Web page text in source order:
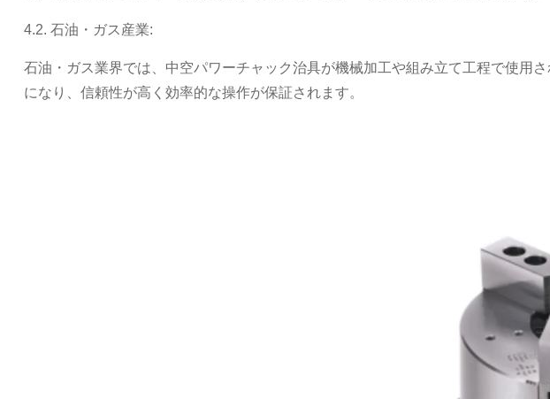
4.2. 石油・ガス産業:
石油・ガス業界では、中空パワーチャック治具が機械加工や組み立て工程で使用
になり、信頼性が高く効率的な操作が保証されます。